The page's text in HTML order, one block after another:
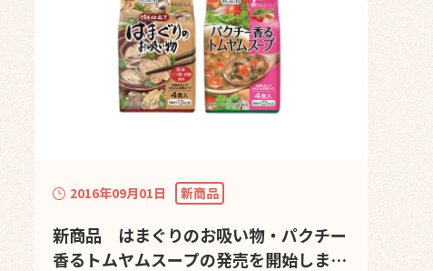
2016年09月01日 新商品
新商品 はまぐりのお吸い物・パクチー
香るトムヤムスープの発売を開始しまし